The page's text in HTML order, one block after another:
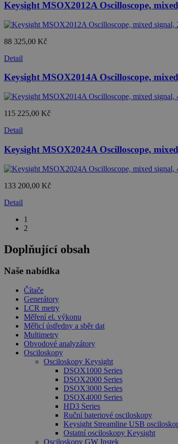
Keysight MSOX2012A Oscilloscope,
88 325,00 Kč
Detail
Keysight MSOX2014A Oscilloscope,
115 225,00 Kč
Detail
Keysight MSOX2024A Oscilloscope,
133 200,00 Kč
Detail
1
2
Doplňující obsah
Naše nabídka
Čítače
Generátory
LCR metry
Měření el. výkonu
Měřicí ústředny a sběr dat
Multimetry
Obvodové analyzátory
Osciloskopy
Osciloskopy Keysight
DSOX1000 Series
DSOX2000 Series
DSOX3000 Series
DSOX4000 Series
HD3 Series
Ruční bateriové osciloskopy
Keysight Streamline USB
Ostatní osciloskopy Keysight
Osciloskopy GW Instek